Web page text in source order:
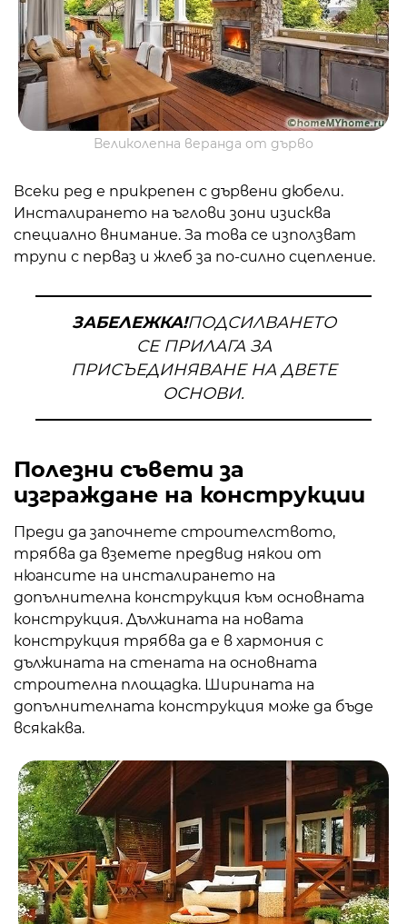
Великолепна веранда от дърво
Всеки ред е прикрепен с дървени дюбели.
Инсталирането на ъглови зони изисква
специално внимание. За това се използват
трупи с перваз и жлеб за по-силно сцепление.
ЗАБЕЛЕЖКА!ПОДСИЛВАНЕТО
СЕ ПРИЛАГА ЗА
ПРИСЪЕДИНЯВАНЕ НА ДВЕТЕ
ОСНОВИ.
Полезни съвети за
изграждане на конструкции
Преди да започнете строителството,
трябва да вземете предвид някои от
нюансите на инсталирането на
допълнителна конструкция към основната
конструкция. Дължината на новата
конструкция трябва да е в хармония с
дължината на стената на основната
строителна площадка. Ширината на
допълнителната конструкция може да бъде
всякаква.